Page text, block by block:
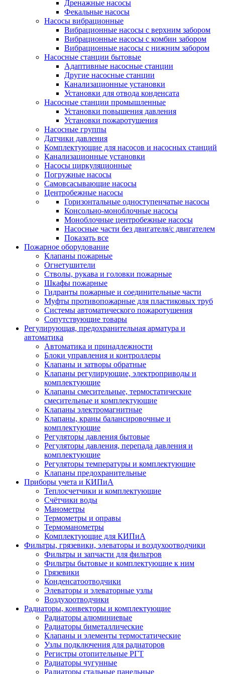
Дренажные насосы
Фекальные насосы
Насосы вибрационные
Вибрационные насосы с верхним забором
Вибрационные насосы с комбин забором
Вибрационные насосы с нижним забором
Насосные станции бытовые
Адаптивные насосные станции
Другие насосные станции
Канализационные установки
Установки для отвода конденсата
Насосные станции промышленные
Установки повышения давления
Установки пожаротушения
Насосные группы
Датчики давления
Комплектующие для насосов и насосных станций
Канализационные установки
Насосы циркуляционные
Погружные насосы
Самовсасывающие насосы
Центробежные насосы
Горизонтальные одноступенчатые насосы
Консольно-моноблочные насосы
Моноблочные центробежные насосы
Насосные части без двигателя/с двигателем
Показать все
Пожарное оборудование
Клапаны пожарные
Огнетушители
Стволы, рукава и головки пожарные
Шкафы пожарные
Гидранты пожарные и соединительные части
Муфты противопожарные для пластиковых труб
Системы автоматического пожаротушения
Сопутствующие товары
Регулирующая, предохранительная арматура и
автоматика
Автоматика и принадлежности
Блоки управления и контроллеры
Клапаны и затворы обратные
Клапаны регулирующие, электроприводы и
комплектующие
Клапаны смесительные, термостатические
смесительные и комплектующие
Клапаны электромагнитные
Клапаны, краны балансировочные и
комплектующие
Регуляторы давления бытовые
Регуляторы давления, перепада давления и
комплектующие
Регуляторы температуры и комплектующие
Клапаны предохранительные
Приборы учета и КИПиА
Теплосчетчики и комплектующие
Счётчики воды
Манометры
Термометры и оправы
Термоманометры
Комплектующие для КИПиА
Фильтры, грязевики, элеваторы и воздухоотводчики
Фильтры и запчасти для фильтров
Фильтры бытовые и комплектующие к ним
Грязевики
Конденсатоотводчики
Элеваторы и элеваторные узлы
Воздухоотводчики
Радиаторы, конвекторы и комплектующие
Радиаторы алюминиевые
Радиаторы биметаллические
Клапаны и элементы термостатические
Узлы подключения для радиаторов
Регистры отопительные РГТ
Радиаторы чугунные
Радиаторы стальные панельные